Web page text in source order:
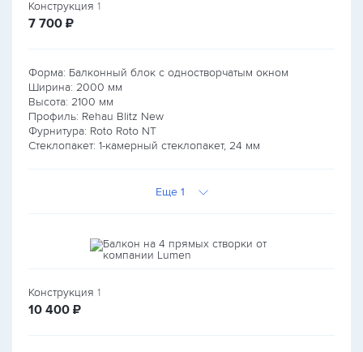
Конструкция 1
7 700 руб.
₽
Форма: Балконный блок с одностворчатым окном
Ширина: 2000 мм
Высота: 2100 мм
Профиль: Rehau Blitz New
Фурнитура: Roto Roto NT
Стеклопакет: 1-камерный стеклопакет, 24 мм
Еще 1
Конструкция 1
10 400 руб.
₽